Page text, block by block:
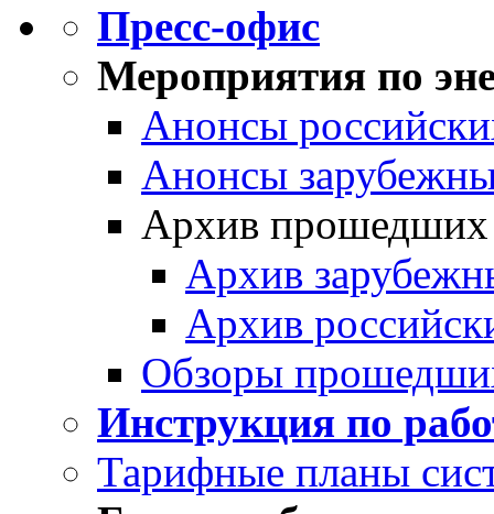
Пресс-офис
Мероприятия по
Анонсы
Анонсы
Архив прошедших
Архив
Архив
Обзоры
Инструкция по
Тарифные планы